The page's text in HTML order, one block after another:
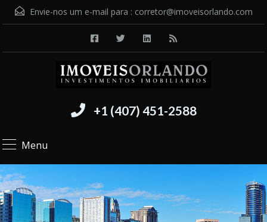
Envie-nos um e-mail para : corretor@imoveisorlando.com
+1 (407) 451-2588
Menu